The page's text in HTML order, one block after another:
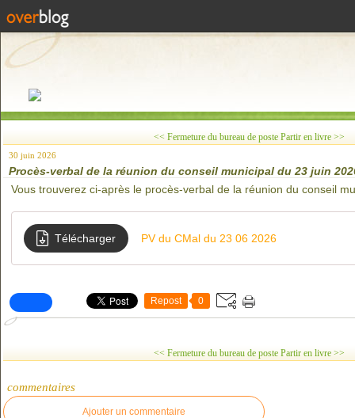
<< Fermeture du bureau de poste Partir en livre >>
30 juin 2026
Procès-verbal de la réunion du conseil municipal du 23 juin
Vous trouverez ci-après le procès-verbal de la réunion du conseil
Télécharger PV du CMal du 23 06 2026
Repost 0
<< Fermeture du bureau de poste Partir en livre >>
commentaires
Ajouter un commentaire